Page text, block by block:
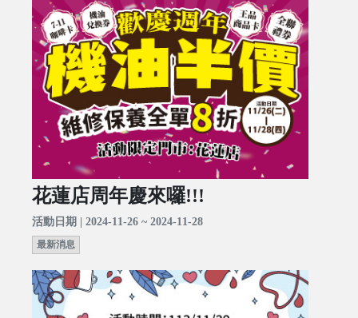
花蓮店周年慶來囉!!!
活動日期 | 2024-11-26 ~ 2024-11-28
最新消息